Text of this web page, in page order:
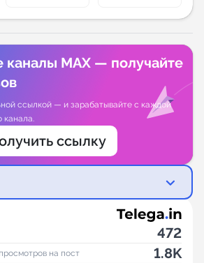
каналы MAX — получайте
ссылкой — и зарабатывайте с каждой
канала.
ссылку
472
на пост 1.8K